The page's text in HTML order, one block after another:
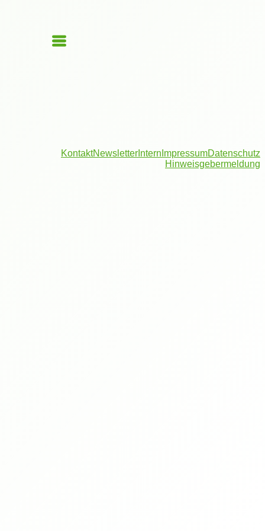
KontaktNewsletter Intern ImpressumDatenschutz
Hinweisgebermeldung